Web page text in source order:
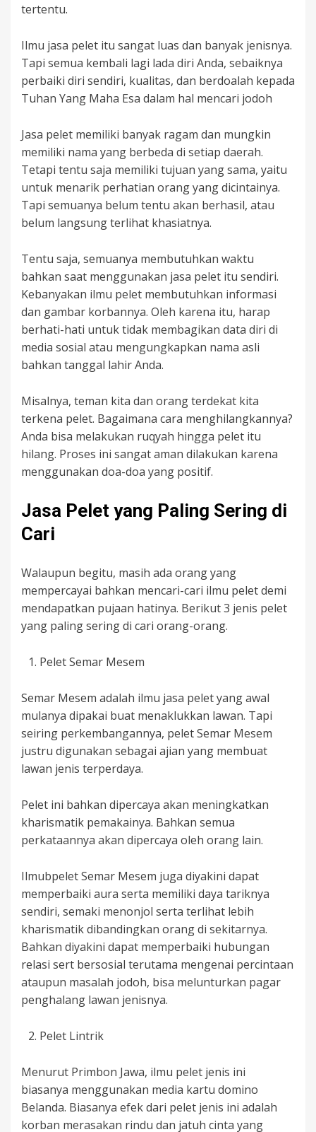
tertentu.
Ilmu jasa pelet itu sangat luas dan banyak jenisnya.
Tapi semua kembali lagi lada diri Anda, sebaiknya
perbaiki diri sendiri, kualitas, dan berdoalah kepada
Tuhan Yang Maha Esa dalam hal mencari jodoh
Jasa pelet memiliki banyak ragam dan mungkin
memiliki nama yang berbeda di setiap daerah.
Tetapi tentu saja memiliki tujuan yang sama, yaitu
untuk menarik perhatian orang yang dicintainya.
Tapi semuanya belum tentu akan berhasil, atau
belum langsung terlihat khasiatnya.
Tentu saja, semuanya membutuhkan waktu
bahkan saat menggunakan jasa pelet itu sendiri.
Kebanyakan ilmu pelet membutuhkan informasi
dan gambar korbannya. Oleh karena itu, harap
berhati-hati untuk tidak membagikan data diri di
media sosial atau mengungkapkan nama asli
bahkan tanggal lahir Anda.
Misalnya, teman kita dan orang terdekat kita
terkena pelet. Bagaimana cara menghilangkannya?
Anda bisa melakukan ruqyah hingga pelet itu
hilang. Proses ini sangat aman dilakukan karena
menggunakan doa-doa yang positif.
Jasa Pelet yang Paling Sering di
Cari
Walaupun begitu, masih ada orang yang
mempercayai bahkan mencari-cari ilmu pelet demi
mendapatkan pujaan hatinya. Berikut 3 jenis pelet
yang paling sering di cari orang-orang.
Pelet Semar Mesem
Semar Mesem adalah ilmu jasa pelet yang awal
mulanya dipakai buat menaklukkan lawan. Tapi
seiring perkembangannya, pelet Semar Mesem
justru digunakan sebagai ajian yang membuat
lawan jenis terperdaya.
Pelet ini bahkan dipercaya akan meningkatkan
kharismatik pemakainya. Bahkan semua
perkataannya akan dipercaya oleh orang lain.
Ilmubpelet Semar Mesem juga diyakini dapat
memperbaiki aura serta memiliki daya tariknya
sendiri, semaki menonjol serta terlihat lebih
kharismatik dibandingkan orang di sekitarnya.
Bahkan diyakini dapat memperbaiki hubungan
relasi sert bersosial terutama mengenai percintaan
ataupun masalah jodoh, bisa melunturkan pagar
penghalang lawan jenisnya.
Pelet Lintrik
Menurut Primbon Jawa, ilmu pelet jenis ini
biasanya menggunakan media kartu domino
Belanda. Biasanya efek dari pelet jenis ini adalah
korban merasakan rindu dan jatuh cinta yang